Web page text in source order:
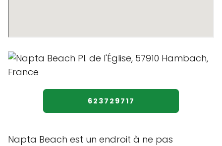
623729717
Napta Beach est un endroit à ne pas